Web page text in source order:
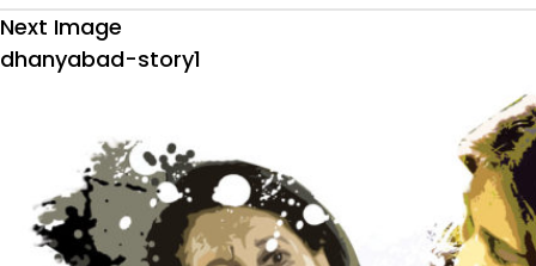
Next Image
dhanyabad-story1